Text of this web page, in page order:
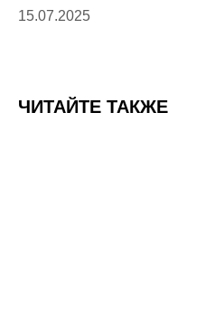
15.07.2025
ЧИТАЙТЕ ТАКЖЕ